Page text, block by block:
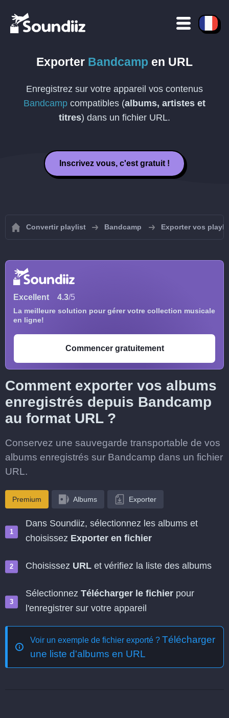
Exporter Bandcamp en URL
Enregistrez sur votre appareil vos contenus
Bandcamp compatibles (albums, artistes et
titres) dans un fichier URL.
Inscrivez vous, c'est gratuit !
Convertir playlist Bandcamp Exporter vos
Excellent 4.3/5
La meilleure solution pour gérer votre collection musicale
en ligne!
Commencer gratuitement
Comment exporter vos albums
enregistrés depuis Bandcamp
au format URL ?
Conservez une sauvegarde transportable de vos
albums enregistrés sur Bandcamp dans un fichier
URL.
Premium Albums Exporter
Dans Soundiiz, sélectionnez les albums et
choisissez Exporter en fichier
Choisissez URL et vérifiez la liste des albums
Sélectionnez Télécharger le fichier pour
l'enregistrer sur votre appareil
Voir un exemple de fichier exporté ? Télécharger
une liste d'albums en URL